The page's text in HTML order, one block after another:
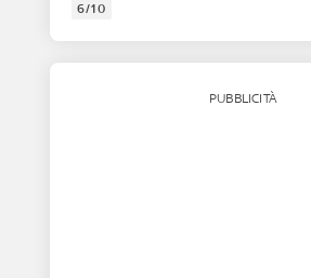
6/10
PUBBLICITÀ